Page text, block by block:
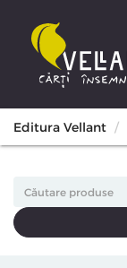
Editura Vellant